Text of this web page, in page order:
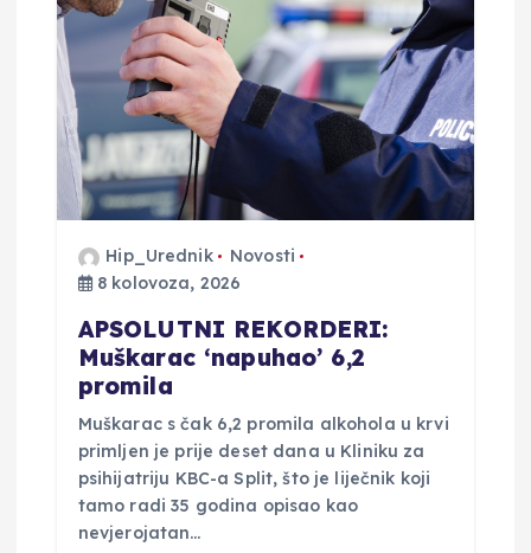
a
o
b
Hip_Urednik
Novosti
8 kolovoza, 2026
APSOLUTNI REKORDERI:
Muškarac ‘napuhao’ 6,2
promila
Muškarac s čak 6,2 promila alkohola u krvi
primljen je prije deset dana u Kliniku za
psihijatriju KBC-a Split, što je liječnik koji
tamo radi 35 godina opisao kao
nevjerojatan…